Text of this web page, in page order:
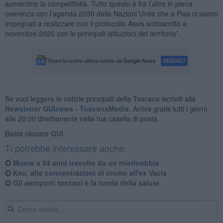
aumentino la competitività. Tutto questo è fra l’altro in piena
coerenza con l’agenda 2030 delle Nazioni Unite che a Pisa ci siamo
impegnati a realizzare con il protocollo Asvis sottoscritto a
novembre 2020 con le principali istituzioni del territorio”.
Se vuoi leggere le notizie principali della Toscana iscriviti alla
Newsletter QUInews - ToscanaMedia. Arriva gratis tutti i giorni
alle 20:00 direttamente nella tua casella di posta.
Basta cliccare QUI
Ti potrebbe interessare anche:
Muore a 54 anni travolto da un mietitrebbia
Keu, alte concentrazioni di cromo all'ex Vacis
Gli aeroporti toscani e la tutela della salute